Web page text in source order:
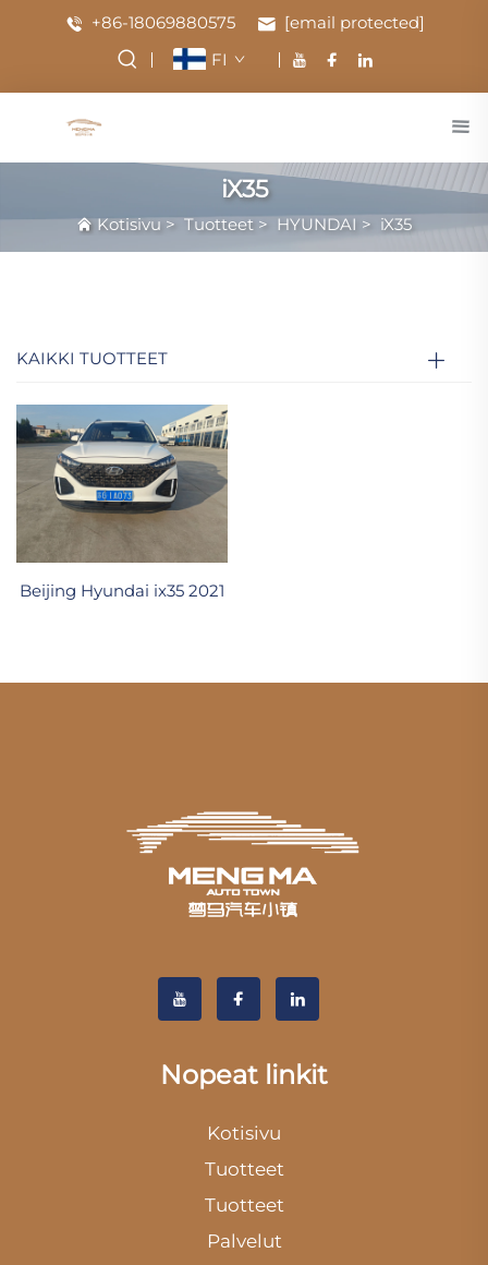
+86-18069880575
[email protected]
FI
iX35
Kotisivu > Tuotteet > HYUNDAI > iX35
KAIKKI TUOTTEET
Beijing Hyundai ix35 2021
Nopeat linkit
Kotisivu
Tuotteet
Tuotteet
Palvelut